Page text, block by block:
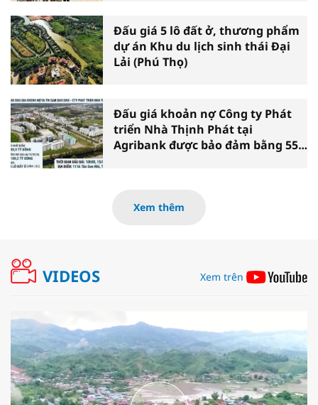
Đấu giá 5 lô đất ở, thương phẩm
dự án Khu du lịch sinh thái Đại
Lải (Phú Thọ)
Đấu giá khoản nợ Công ty Phát
triển Nhà Thịnh Phát tại
Agribank được bảo đảm bằng 55
Xem thêm
VIDEOS Xem trên